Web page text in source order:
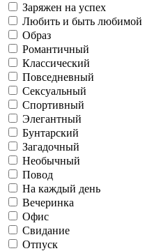
Работаю
Флиртую
Рефлексирую
Повседневный
Сексуальный
Спортивный
Офис
Свидание
Отпуск
Осень
Зима
Саморазвитие
Готовлю и ем
Живу в соцсетях
Заряжен на успех
Любить и быть любимой
Образ
Романтичный
Классический
Повседневный
Сексуальный
Спортивный
Элегантный
Бунтарский
Загадочный
Необычный
Повод
На каждый день
Вечеринка
Офис
Свидание
Отпуск